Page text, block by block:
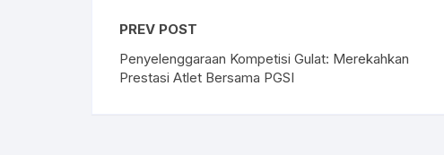
PREV POST
Penyelenggaraan Kompetisi Gulat: Merekahkan
Prestasi Atlet Bersama PGSI